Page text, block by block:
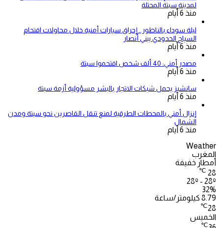
لمدينة سبتة المحتلة
منذ 6 أيام
ليلة سوداء بالناظور.. إحراق سيارات أمنية خلال محاولات اقتحام
السياج الحدودي ببني أنصار
منذ 6 أيام
مصدر أمني: 40 ألف شخص اقتحموا سبتة
منذ 6 أيام
سانشيز يحمل شبكات الاتجار بالبشر مسؤولية أزمة سبتة
منذ 6 أيام
إنزال أمني بالمحطات الطرقية لمنع تنقل القاصرين نحو سبتة ومدن
الشمال
منذ 6 أيام
Weather
المغرب
أمطار خفيفة
28
℃
28º - 28º
32%
8.79 كيلومتر/ساعة
28
℃
الخميس
℃